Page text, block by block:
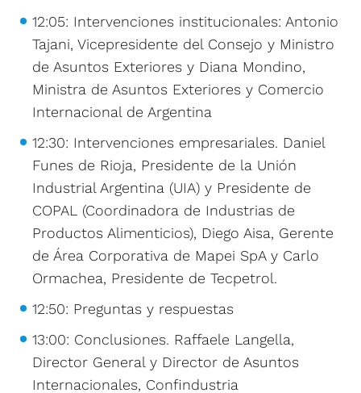
12:05: Intervenciones institucionales: Antonio
Tajani, Vicepresidente del Consejo y Ministro
de Asuntos Exteriores y Diana Mondino,
Ministra de Asuntos Exteriores y Comercio
Internacional de Argentina
12:30: Intervenciones empresariales. Daniel
Funes de Rioja, Presidente de la Unión
Industrial Argentina (UIA) y Presidente de
COPAL (Coordinadora de Industrias de
Productos Alimenticios), Diego Aisa, Gerente
de Área Corporativa de Mapei SpA y Carlo
Ormachea, Presidente de Tecpetrol.
12:50: Preguntas y respuestas
13:00: Conclusiones. Raffaele Langella,
Director General y Director de Asuntos
Internacionales, Confindustria